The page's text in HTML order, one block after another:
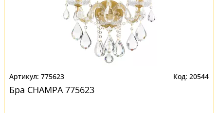
775623 20544
Бра CHAMPA 775623